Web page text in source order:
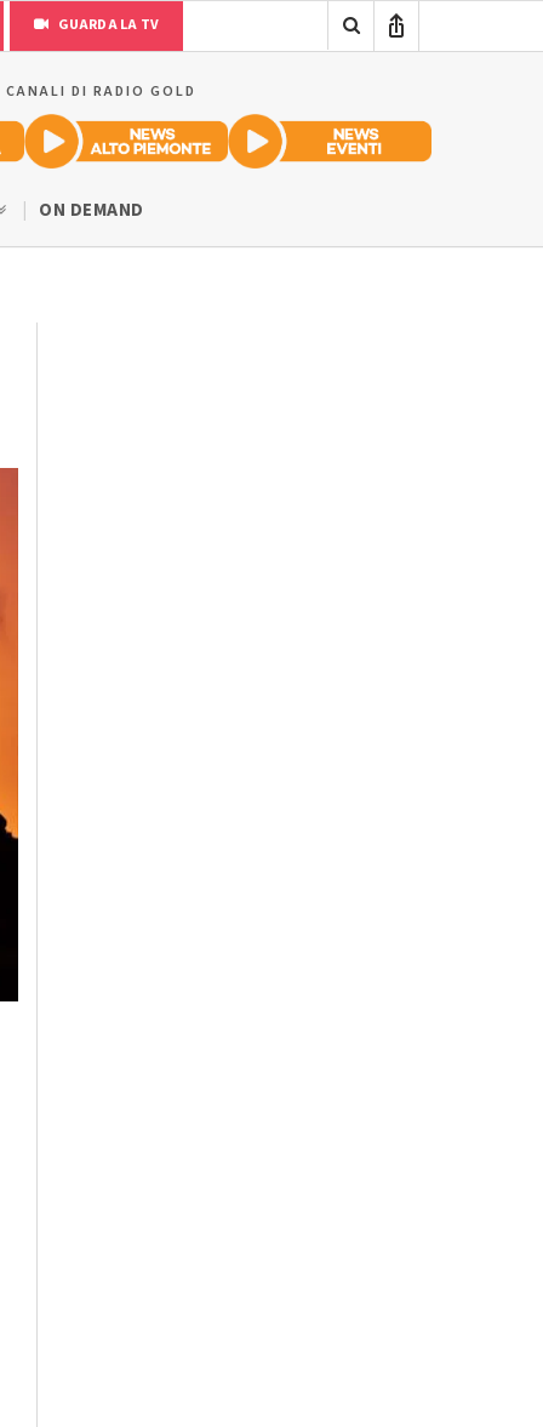
GUARDA LA TV
DI RADIO GOLD
ON DEMAND